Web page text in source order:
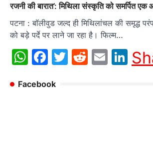
रजनी की बारात’: मिथिला संस्कृति को समर्पित एक
पटना : बॉलीवुड जल्द ही मिथिलांचल की समृद्ध
को बड़े पर्दे पर लाने जा रहा है। फिल्म…
WhatsApp
Facebook
Twitter
Reddit
Email
Facebook